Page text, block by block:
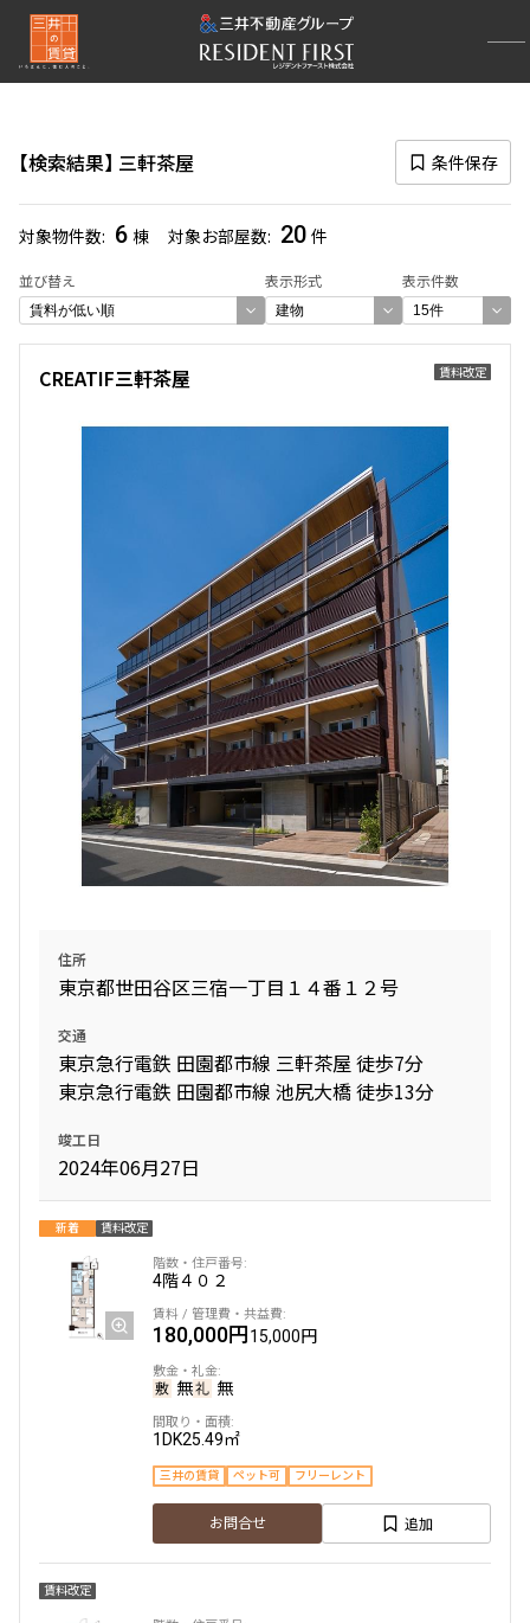
検索結果 三軒茶屋 条件保存
対象物件数 6 棟 対象お部屋数 20 件
並び替え 表示形式 表示件数
再検索ナビゲーション
選択中の路線
田園都市線
(128)
選択中の駅
(20)
選び方を変更する
検索対象お部屋数
20件
お部屋を再検索
検索結果の絞り込み
管理費/共益費含む
礼金なし
敷金なし
礼金１ヶ月以下
フリーレント付き
1R〜1K
2LDK
3LDK
4LDK〜
専有面積
新築
3年以内
10年以内
15年以内
20年以内
25年以内
賃料改定
CREATIF三軒茶屋
住所
東京都世田谷区三宿一丁目１４番１２号
交通
東京急行電鉄 田園都市線 三軒茶屋 徒歩7分
東京急行電鉄 田園都市線 池尻大橋 徒歩13分
竣工日
2024年06月27日
新着 賃料改定
4階４０２
180,000円15,000円
無 無
1DK25.49㎡
三井の賃貸 ペット可 フリーレント
お問合せ 追加
賃料改定